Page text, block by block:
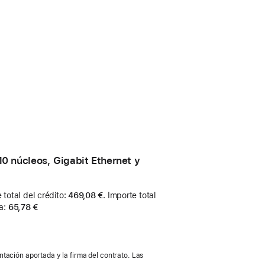
núcleos, Gigabit Ethernet y
total del crédito: 469,08 €.
Importe total
: 65,78 €
aportada y la firma del contrato. Las